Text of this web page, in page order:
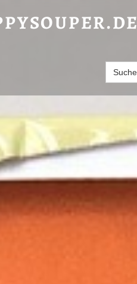
Search
for: